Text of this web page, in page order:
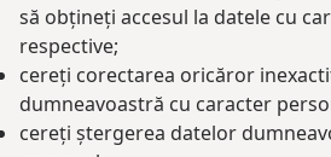
să obțineți accesul la datele cu
respective;
cereți corectarea oricăror
dumneavoastră cu caracter
cereți ștergerea datelor